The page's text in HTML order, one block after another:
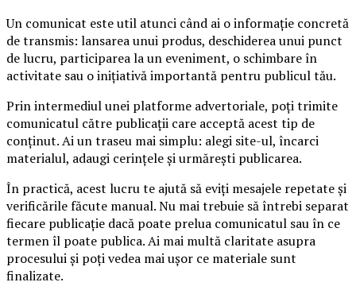
Un comunicat este util atunci când ai o informație concretă
de transmis: lansarea unui produs, deschiderea unui punct
de lucru, participarea la un eveniment, o schimbare în
activitate sau o inițiativă importantă pentru publicul tău.
Prin intermediul unei platforme advertoriale, poți trimite
comunicatul către publicații care acceptă acest tip de
conținut. Ai un traseu mai simplu: alegi site-ul, încarci
materialul, adaugi cerințele și urmărești publicarea.
În practică, acest lucru te ajută să eviți mesajele repetate și
verificările făcute manual. Nu mai trebuie să întrebi separat
fiecare publicație dacă poate prelua comunicatul sau în ce
termen îl poate publica. Ai mai multă claritate asupra
procesului și poți vedea mai ușor ce materiale sunt
finalizate.